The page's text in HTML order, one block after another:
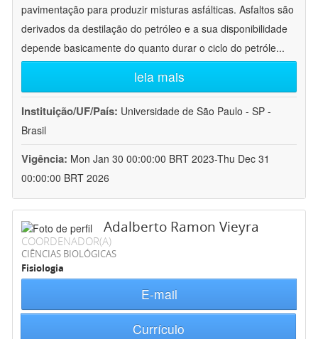
pavimentação para produzir misturas asfálticas. Asfaltos são
derivados da destilação do petróleo e a sua disponibilidade
depende basicamente do quanto durar o ciclo do petróle...
leia mais
Instituição/UF/País: Universidade de São Paulo - SP -
Brasil
Vigência: Mon Jan 30 00:00:00 BRT 2023-Thu Dec 31
00:00:00 BRT 2026
Adalberto Ramon Vieyra
COORDENADOR(A)
CIÊNCIAS BIOLÓGICAS
Fisiologia
E-mail
Currículo